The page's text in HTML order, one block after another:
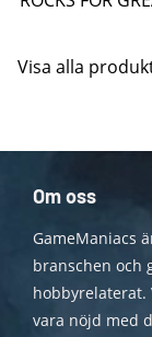
Visa alla
Om oss
GameManiacs
branschen och
hobbyrelaterat.
vara nöjd med